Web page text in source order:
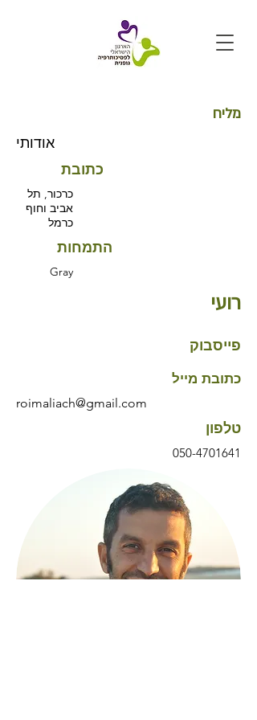
מליח
אודותי
כתובת
כרכור, תל
אביב וחוף
כרמל
התמחות
Gray
רועי
פייסבוק
כתובת מייל
roimaliach@gmail.com
טלפון
050-4701641